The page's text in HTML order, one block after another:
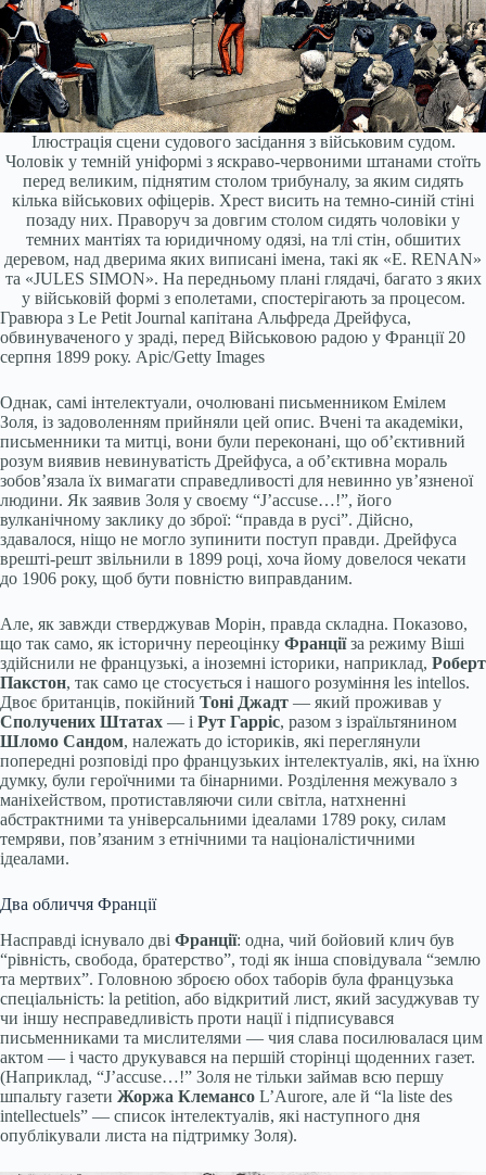
Ілюстрація сцени судового засідання з військовим судом.
Чоловік у темній уніформі з яскраво-червоними штанами стоїть
перед великим, піднятим столом трибуналу, за яким сидять
кілька військових офіцерів. Хрест висить на темно-синій стіні
позаду них. Праворуч за довгим столом сидять чоловіки у
темних мантіях та юридичному одязі, на тлі стін, обшитих
деревом, над дверима яких виписані імена, такі як «E. RENAN»
та «JULES SIMON». На передньому плані глядачі, багато з яких
у військовій формі з еполетами, спостерігають за процесом.
Гравюра з Le Petit Journal капітана Альфреда Дрейфуса,
обвинуваченого у зраді, перед Військовою радою у Франції 20
серпня 1899 року. Apic/Getty Images
Однак, самі інтелектуали, очолювані письменником Емілем
Золя, із задоволенням прийняли цей опис. Вчені та академіки,
письменники та митці, вони були переконані, що об’єктивний
розум виявив невинуватість Дрейфуса, а об’єктивна мораль
зобов’язала їх вимагати справедливості для невинно ув’язненої
людини. Як заявив Золя у своєму “J’accuse…!”, його
вулканічному заклику до зброї: “правда в русі”. Дійсно,
здавалося, ніщо не могло зупинити поступ правди. Дрейфуса
врешті-решт звільнили в 1899 році, хоча йому довелося чекати
до 1906 року, щоб бути повністю виправданим.
Але, як завжди стверджував Морін, правда складна. Показово,
що так само, як історичну переоцінку Франціїза режиму Віші
здійснили не французькі, а іноземні історики, наприклад, Роберт
Пакстон, так само це стосується і нашого розуміння les intellos.
Двоє британців, покійний Тоні Джадт — який проживав у
Сполучених Штатах — і Рут Гарріс, разом з ізраїльтянином
Шломо Сандом, належать до істориків, які переглянули
попередні розповіді про французьких інтелектуалів, які, на їхню
думку, були героїчними та бінарними. Розділення межувало з
маніхейством, протиставляючи сили світла, натхненні
абстрактними та універсальними ідеалами 1789 року, силам
темряви, пов’язаним з етнічними та націоналістичними
ідеалами.
Два обличчя Франції
Насправді існувало дві Франції: одна, чий бойовий клич був
“рівність, свобода, братерство”, тоді як інша сповідувала “землю
та мертвих”. Головною зброєю обох таборів була французька
спеціальність: la petition, або відкритий лист, який засуджував ту
чи іншу несправедливість проти нації і підписувався
письменниками та мислителями — чия слава посилювалася цим
актом — і часто друкувався на першій сторінці щоденних газет.
(Наприклад, “J’accuse…!” Золя не тільки займав всю першу
шпальту газети Жоржа Клемансо L’Aurore, але й “la liste des
intellectuels” — список інтелектуалів, які наступного дня
опублікували листа на підтримку Золя).